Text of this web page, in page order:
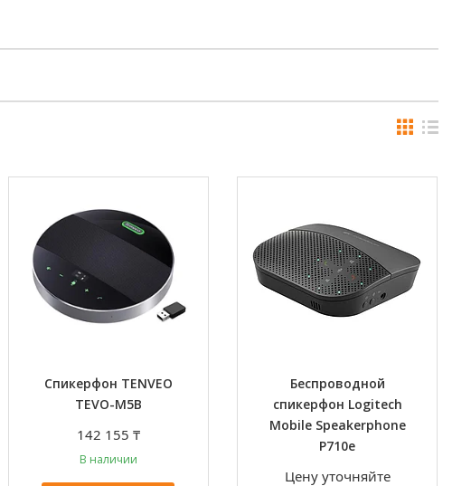
Спикерфон TENVEO
TEVO-M5B
142 155 ₸
В наличии
Беспроводной
спикерфон Logitech
Mobile Speakerphone
P710e
Цену уточняйте